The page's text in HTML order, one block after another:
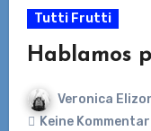
Tutti Frutti
Hablamos
Veronica
Keine